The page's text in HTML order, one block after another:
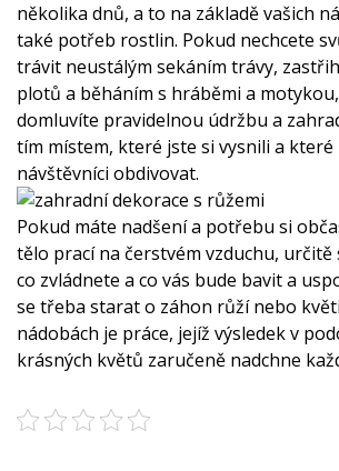
několika dnů, a to na základě vašich
také potřeb rostlin. Pokud nechcete
trávit neustálým sekáním trávy,
plotů a běháním s hráběmi a
domluvíte pravidelnou údržbu a
tím místem, které jste si vysnili a které
návštěvníci obdivovat.
Pokud máte nadšení a potřebu si
tělo prací na čerstvém vzduchu, určitě
co zvládnete a co vás bude bavit a
se třeba starat o záhon růží nebo
nádobách je práce, jejíž výsledek v
krásných květů zaručeně nadchne